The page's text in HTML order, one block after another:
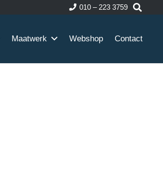
010 – 223 3759
Maatwerk Webshop Contact